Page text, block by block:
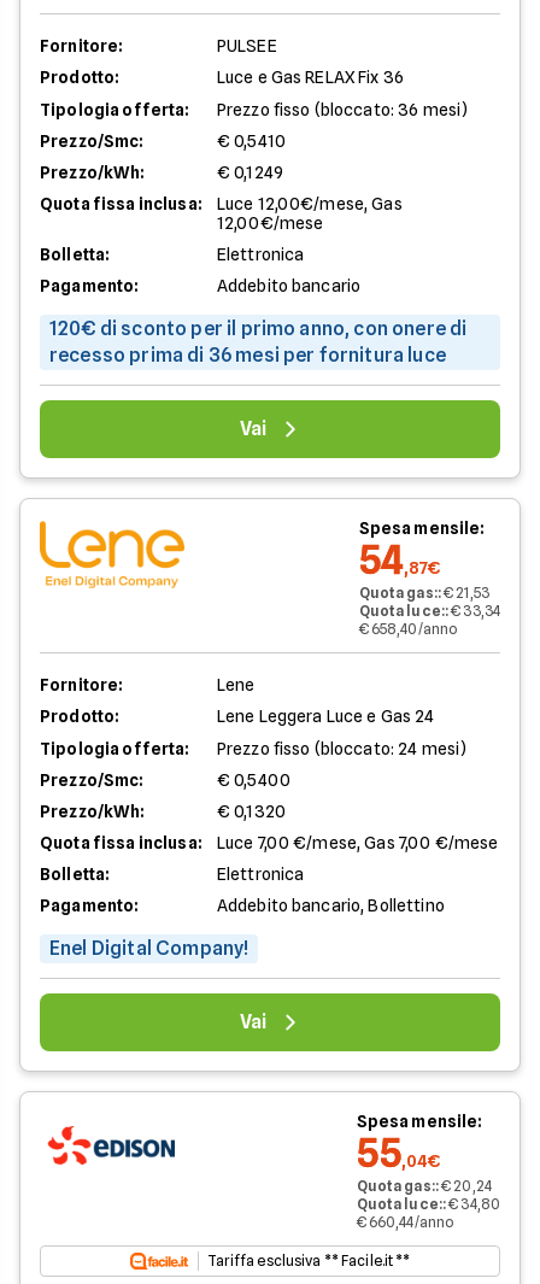
Fornitore:
PULSEE
Prodotto:
Luce e Gas RELAX Fix 36
Tipologia offerta:
Prezzo fisso (bloccato: 36 mesi)
Prezzo/Smc:
€ 0,5410
Prezzo/kWh:
€ 0,1249
Quota fissa inclusa:
Luce 12,00€/mese, Gas
12,00€/mese
Bolletta:
Elettronica
Pagamento:
Addebito bancario
120€ di sconto per il primo anno, con onere di
recesso prima di 36 mesi per fornitura luce
Vai
Spesa mensile:
54,87€
Quota gas::€ 21,53
Quota luce::€ 33,34
€ 658,40/anno
Fornitore:
Lene
Prodotto:
Lene Leggera Luce e Gas 24
Tipologia offerta:
Prezzo fisso (bloccato: 24 mesi)
Prezzo/Smc:
€ 0,5400
Prezzo/kWh:
€ 0,1320
Quota fissa inclusa:
Luce 7,00 €/mese, Gas 7,00 €/mese
Bolletta:
Elettronica
Pagamento:
Addebito bancario, Bollettino
Enel Digital Company!
Vai
Spesa mensile:
55,04€
Quota gas::€ 20,24
Quota luce::€ 34,80
€ 660,44/anno
Tariffa esclusiva ** Facile.it **